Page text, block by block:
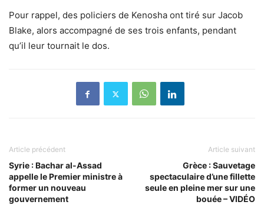
Pour rappel, des policiers de Kenosha ont tiré sur Jacob
Blake, alors accompagné de ses trois enfants, pendant
qu’il leur tournait le dos.
Article précédent
Syrie : Bachar al-Assad
appelle le Premier ministre à
former un nouveau
gouvernement
Article suivant
Grèce : Sauvetage
spectaculaire d’une fillette
seule en pleine mer sur une
bouée – VIDÉO